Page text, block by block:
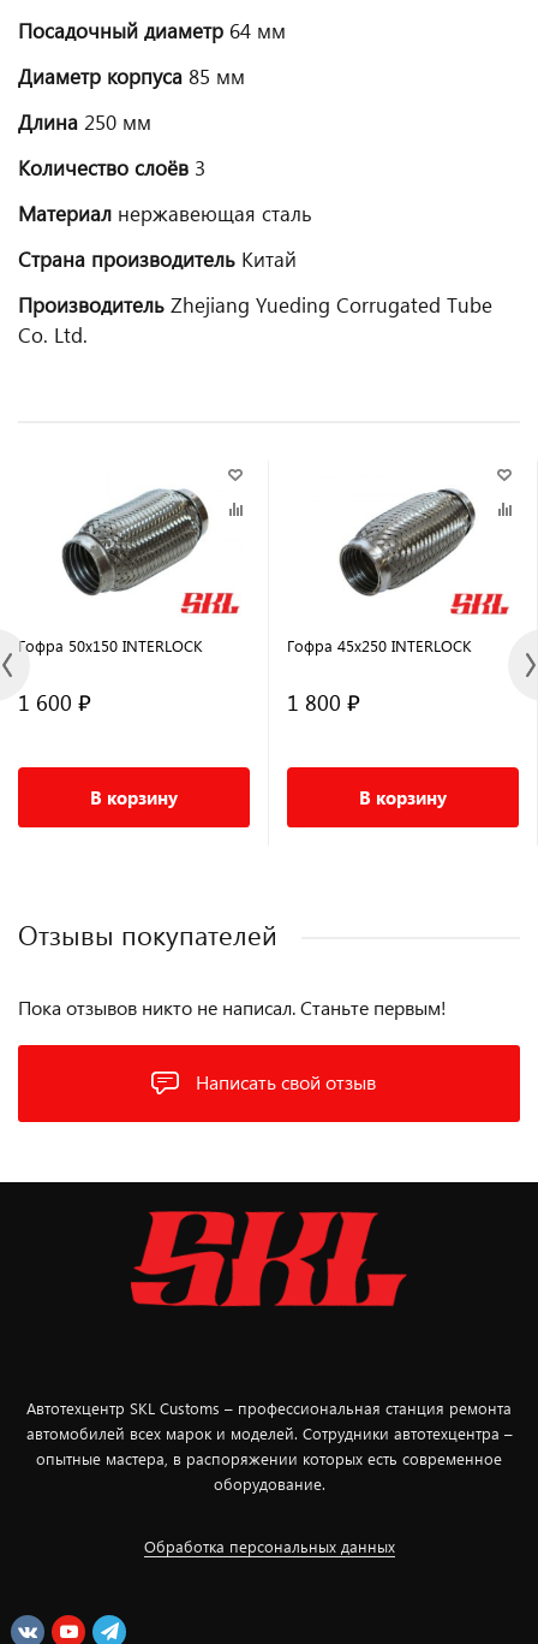
Посадочный диаметр 64 мм
Диаметр корпуса 85 мм
Длина 250 мм
Количество слоёв 3
Материал нержавеющая сталь
Страна производитель Китай
Производитель Zhejiang Yueding Corrugated Tube
Co. Ltd.
Гофра 50x150 INTERLOCK
1 600 ₽
В корзину
Гофра 45x250 INTERLOCK
1 800 ₽
В корзину
Отзывы покупателей
Написать свой отзыв
Пока отзывов никто не написал. Станьте первым!
Автотехцентр SKL Customs – профессиональная станция ремонта
автомобилей всех марок и моделей. Сотрудники автотехцентра –
опытные мастера, в распоряжении которых есть современное
оборудование.
Обработка персональных данных